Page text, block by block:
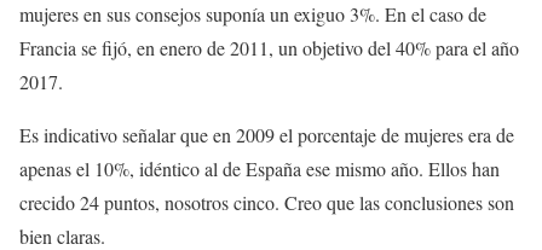
mujeres en sus consejos suponía un exiguo 3%. En el caso de
Francia se fijó, en enero de 2011, un objetivo del 40% para el año
2017.
Es indicativo señalar que en 2009 el porcentaje de mujeres era de
apenas el 10%, idéntico al de España ese mismo año. Ellos han
crecido 24 puntos, nosotros cinco. Creo que las conclusiones son
bien claras.